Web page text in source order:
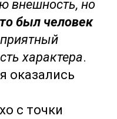
внешность, но
был человек
характера.
оказались
с точки